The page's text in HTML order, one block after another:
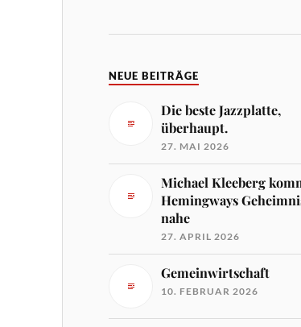
NEUE BEITRÄGE
Die beste Jazzplatte,
überhaupt.
27. MAI 2026
Michael Kleeberg
Hemingways
nahe
27. APRIL 2026
Gemeinwirtschaft
10. FEBRUAR 2026